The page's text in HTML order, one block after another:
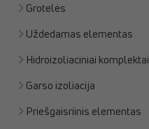
Grotelės
Uždedamas elementas
Hidroizoliaciniai komplektai
Garso izoliacija
Priešgaisriinis elementas